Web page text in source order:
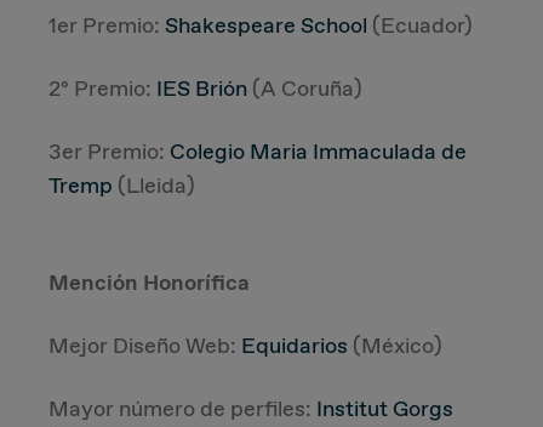
1er Premio: Shakespeare School (Ecuador)
2º Premio: IES Brión (A Coruña)
3er Premio: Colegio Maria Immaculada de
Tremp (Lleida)
Mención Honorífica
Mejor Diseño Web: Equidarios (México)
Mayor número de perfiles: Institut Gorgs